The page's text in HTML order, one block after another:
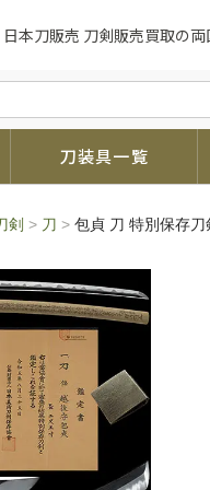
本刀販売 刀剣販売買取の両
刀装具一覧
剣 > 刀 > 包貞 刀 特別保存刀